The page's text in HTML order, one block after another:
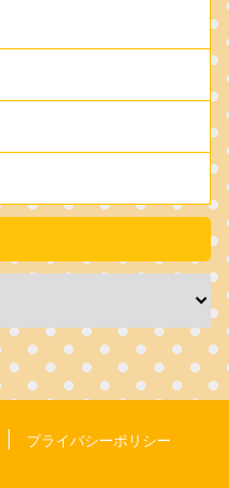
プライバシーポリシー